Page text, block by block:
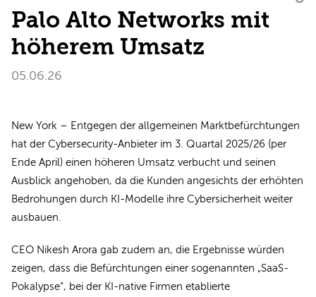
Palo Alto Networks mit
höherem Umsatz
05.06.26
New York – Entgegen der allgemeinen Marktbefürchtungen
hat der Cybersecurity-Anbieter im 3. Quartal 2025/26 (per
Ende April) einen höheren Umsatz verbucht und seinen
Ausblick angehoben, da die Kunden angesichts der erhöhten
Bedrohungen durch KI-Modelle ihre Cybersicherheit weiter
ausbauen.
CEO Nikesh Arora gab zudem an, die Ergebnisse würden
zeigen, dass die Befürchtungen einer sogenannten „SaaS-
Pokalypse“, bei der KI-native Firmen etablierte